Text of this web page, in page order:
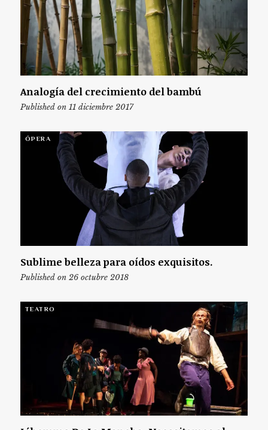
Analogía del crecimiento del bambú
Published on 11 diciembre 2017
ÓPERA
Sublime belleza para oídos exquisitos.
Published on 26 octubre 2018
TEATRO